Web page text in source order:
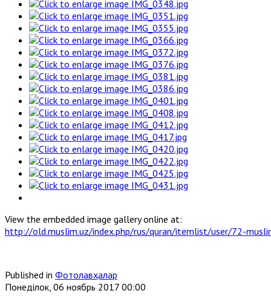
View the embedded image gallery online at:
http://old.muslim.uz/index.php/rus/quran/itemlist/user/72-
Published in Фотолавҳалар
Понеділок, 06 ноябрь 2017 00:00